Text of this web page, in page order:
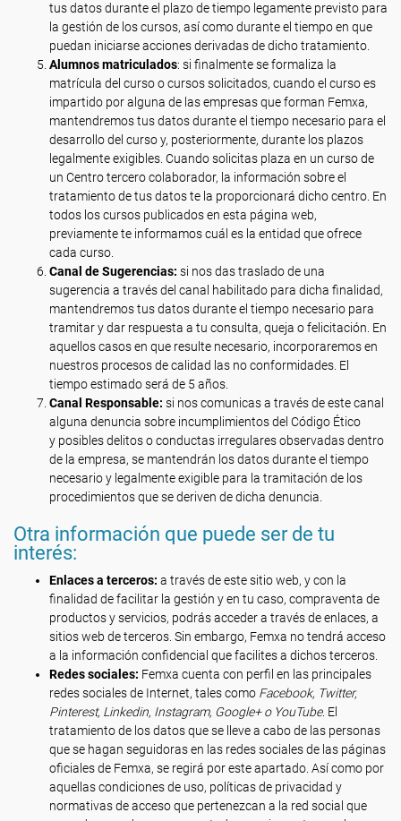
tus datos durante el plazo de tiempo legamente previsto para
la gestión de los cursos, así como durante el tiempo en que
puedan iniciarse acciones derivadas de dicho tratamiento.
Alumnos matriculados: si finalmente se formaliza la
matrícula del curso o cursos solicitados, cuando el curso es
impartido por alguna de las empresas que forman Femxa,
mantendremos tus datos durante el tiempo necesario para el
desarrollo del curso y, posteriormente, durante los plazos
legalmente exigibles. Cuando solicitas plaza en un curso de
un Centro tercero colaborador, la información sobre el
tratamiento de tus datos te la proporcionará dicho centro. En
todos los cursos publicados en esta página web,
previamente te informamos cuál es la entidad que ofrece
cada curso.
Canal de Sugerencias: si nos das traslado de una
sugerencia a través del canal habilitado para dicha finalidad,
mantendremos tus datos durante el tiempo necesario para
tramitar y dar respuesta a tu consulta, queja o felicitación. En
aquellos casos en que resulte necesario, incorporaremos en
nuestros procesos de calidad las no conformidades. El
tiempo estimado será de 5 años.
Canal Responsable: si nos comunicas a través de este canal
alguna denuncia sobre incumplimientos del Código Ético
y posibles delitos o conductas irregulares observadas dentro
de la empresa, se mantendrán los datos durante el tiempo
necesario y legalmente exigible para la tramitación de los
procedimientos que se deriven de dicha denuncia.
Otra información que puede ser de tu
interés:
Enlaces a terceros: a través de este sitio web, y con la
finalidad de facilitar la gestión y en tu caso, compraventa de
productos y servicios, podrás acceder a través de enlaces, a
sitios web de terceros. Sin embargo, Femxa no tendrá acceso
a la información confidencial que facilites a dichos terceros.
Redes sociales: Femxa cuenta con perfil en las principales
redes sociales de Internet, tales como Facebook, Twitter,
Pinterest, Linkedin, Instagram, Google+ o YouTube. El
tratamiento de los datos que se lleve a cabo de las personas
que se hagan seguidoras en las redes sociales de las páginas
oficiales de Femxa, se regirá por este apartado. Así como por
aquellas condiciones de uso, políticas de privacidad y
normativas de acceso que pertenezcan a la red social que